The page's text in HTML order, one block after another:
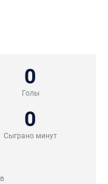
0
Голы
0
Сыграно минут